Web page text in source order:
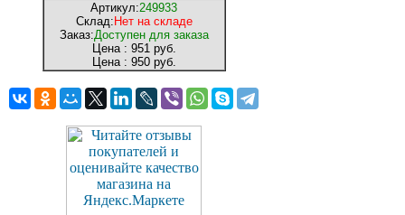
Артикул:249933
Склад: Нет на складе
Заказ:Доступен для заказа
Цена : 951 руб.
Цена : 950 руб.